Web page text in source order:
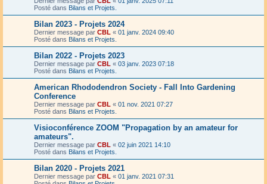
Posté dans Bilans et Projets.
Bilan 2023 - Projets 2024
Dernier message par CBL « 01 janv. 2024 09:40
Posté dans Bilans et Projets.
Bilan 2022 - Projets 2023
Dernier message par CBL « 03 janv. 2023 07:18
Posté dans Bilans et Projets.
American Rhododendron Society - Fall Into Gardening
Conference
Dernier message par CBL « 01 nov. 2021 07:27
Posté dans Bilans et Projets.
Visioconférence ZOOM "Propagation by an amateur for
amateurs".
Dernier message par CBL « 02 juin 2021 14:10
Posté dans Bilans et Projets.
Bilan 2020 - Projets 2021
Dernier message par CBL « 01 janv. 2021 07:31